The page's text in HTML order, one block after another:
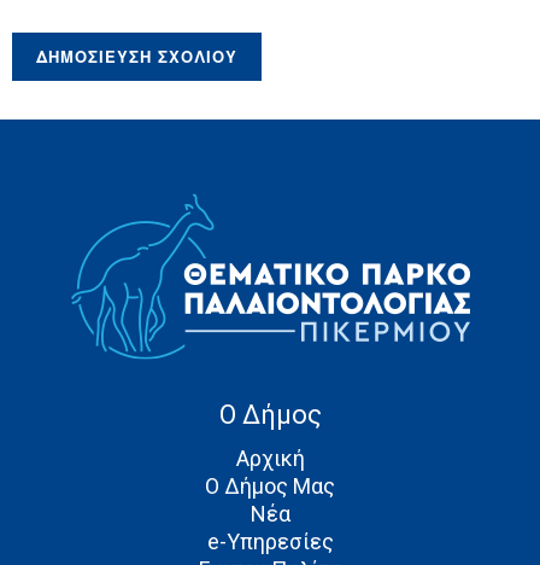
Ο Δήμος
Αρχική
Ο Δήμος Μας
Νέα
e-Υπηρεσίες